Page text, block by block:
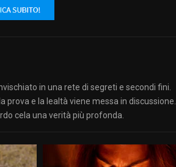
in una rete di segreti e secondi fini.
prova e la lealtà viene messa in discussione.
cela una verità più profonda.